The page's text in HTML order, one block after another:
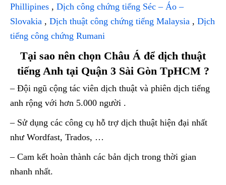
Phillipines , Dịch công chứng tiếng Séc – Áo –
Slovakia , Dịch thuật công chứng tiếng Malaysia , Dịch
tiếng công chứng Rumani
Tại sao nên chọn Châu Á để dịch thuật
tiếng Anh tại Quận 3 Sài Gòn TpHCM ?
– Đội ngũ cộng tác viên dịch thuật và phiên dịch tiếng
anh rộng với hơn 5.000 người .
– Sử dụng các công cụ hỗ trợ dịch thuật hiện đại nhất
như Wordfast, Trados, …
– Cam kết hoàn thành các bản dịch trong thời gian
nhanh nhất.